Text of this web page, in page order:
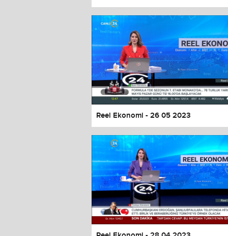
Window
Color
Transparency
Font Size
Text Edge Style
Font Family
Resetrestore all settings to the default
Close Modal Dialog
End of dialog window.
Reel Ekonomi - 26 05 2023